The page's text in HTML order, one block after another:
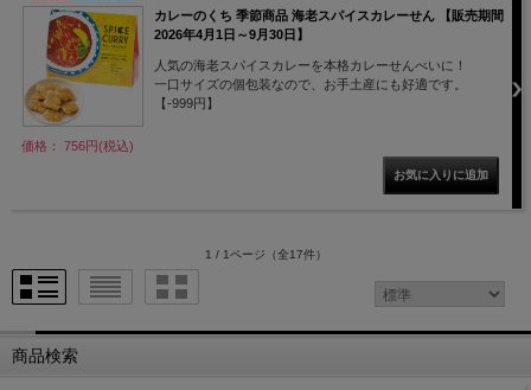
カレーのくち 季節商品 海老スパイスカレーせん 【販売期間
2026年4月1日～9月30日】
人気の海老スパイスカレーを本格カレーせんべいに！
一口サイズの個包装なので、お手土産にも好適です。
【-999円】
価格： 756円(税込)
1 / 1ページ （全17件）
商品検索